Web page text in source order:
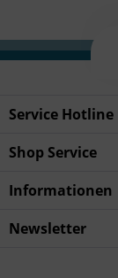
Service Hotline
Shop Service
Informationen
Newsletter